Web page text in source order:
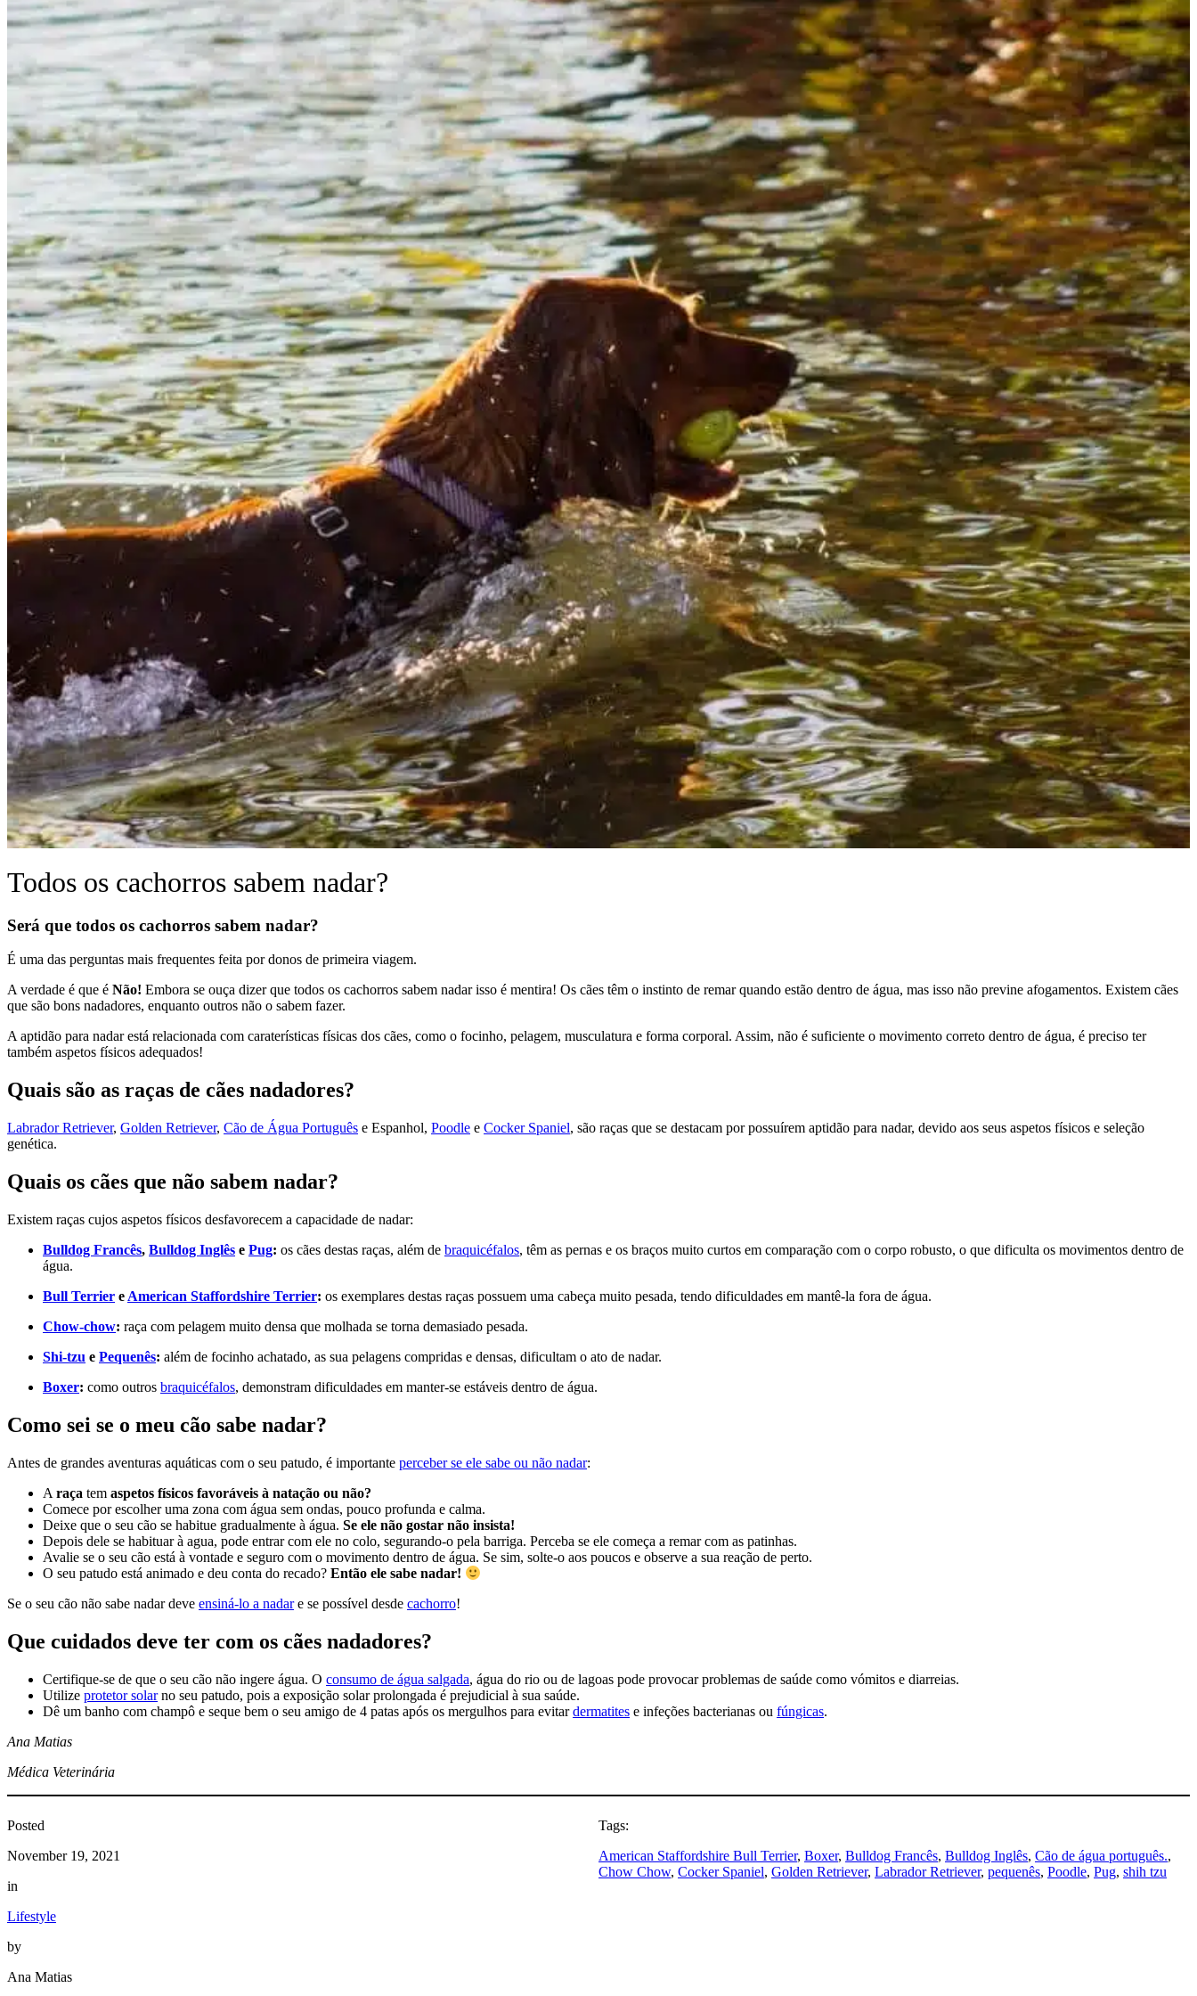
Todos os cachorros sabem nadar?
Será que todos os cachorros sabem nadar?
É uma das perguntas mais frequentes feita por donos de primeira viagem.
A verdade é que é Não! Embora se ouça dizer que todos os cachorros sabem nadar isso é mentira! Os cães têm o instinto de remar quando estão dentro de água, mas isso não previne afogamentos. Existem cães
que são bons nadadores, enquanto outros não o sabem fazer.
A aptidão para nadar está relacionada com caraterísticas físicas dos cães, como o focinho, pelagem, musculatura e forma corporal. Assim, não é suficiente o movimento correto dentro de água, é preciso ter
também aspetos físicos adequados!
Quais são as raças de cães nadadores?
Labrador Retriever, Golden Retriever, Cão de Água Português e Espanhol, Poodle e Cocker Spaniel, são raças que se destacam por possuírem aptidão para nadar, devido aos seus aspetos físicos e seleção
genética.
Quais os cães que não sabem nadar?
Existem raças cujos aspetos físicos desfavorecem a capacidade de nadar:
Bulldog Francês, Bulldog Inglês e Pug: os cães destas raças, além de braquicéfalos, têm as pernas e os braços muito curtos em comparação com o corpo robusto, o que dificulta os movimentos dentro de
água.
Bull Terrier e American Staffordshire Terrier: os exemplares destas raças possuem uma cabeça muito pesada, tendo dificuldades em mantê-la fora de água.
Chow-chow: raça com pelagem muito densa que molhada se torna demasiado pesada.
Shi-tzu e Pequenês: além de focinho achatado, as sua pelagens compridas e densas, dificultam o ato de nadar.
Boxer: como outros braquicéfalos, demonstram dificuldades em manter-se estáveis dentro de água.
Como sei se o meu cão sabe nadar?
Antes de grandes aventuras aquáticas com o seu patudo, é importante perceber se ele sabe ou não nadar:
A raça tem aspetos físicos favoráveis à natação ou não?
Comece por escolher uma zona com água sem ondas, pouco profunda e calma.
Deixe que o seu cão se habitue gradualmente à água. Se ele não gostar não insista!
Depois dele se habituar à agua, pode entrar com ele no colo, segurando-o pela barriga. Perceba se ele começa a remar com as patinhas.
Avalie se o seu cão está à vontade e seguro com o movimento dentro de água. Se sim, solte-o aos poucos e observe a sua reação de perto.
O seu patudo está animado e deu conta do recado? Então ele sabe nadar!
Se o seu cão não sabe nadar deve ensiná-lo a nadare se possível desde cachorro!
Que cuidados deve ter com os cães nadadores?
Certifique-se de que o seu cão não ingere água. O consumo de água salgada, água do rio ou de lagoas pode provocar problemas de saúde como vómitos e diarreias.
Utilize protetor solarno seu patudo, pois a exposição solar prolongada é prejudicial à sua saúde.
Dê um banho com champô e seque bem o seu amigo de 4 patas após os mergulhos para evitardermatites e infeções bacterianas ou fúngicas.
Ana Matias
Médica Veterinária
Posted
November 19, 2021
in
Lifestyle
by
Ana Matias
Tags:
American Staffordshire Bull Terrier, Boxer, Bulldog Francês, Bulldog Inglês, Cão de água português.
Chow Chow, Cocker Spaniel, Golden Retriever, Labrador Retriever, pequenês, Poodle, Pug, shih tzu